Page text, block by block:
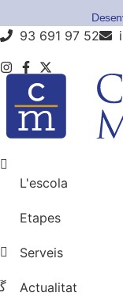
93 691 97 52
L'escola
Etapes
Serveis
Actualitat